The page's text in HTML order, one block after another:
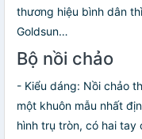
thương hiệu bình dân
Goldsun…
Bộ nồi chảo
- Kiểu dáng: Nồi chảo
một khuôn mẫu nhất
hình trụ tròn, có hai tay